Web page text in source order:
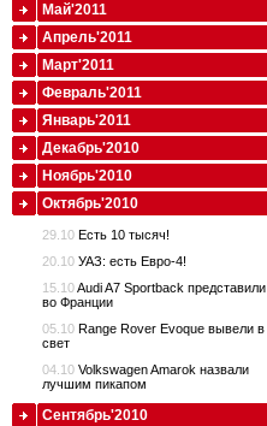
Май'2011
Апрель'2011
Март'2011
Февраль'2011
Январь'2011
Декабрь'2010
Ноябрь'2010
Октябрь'2010
29.10 Есть 10 тысяч!
20.10 УАЗ: есть Евро-4!
15.10Audi A7 Sportback представили
во Франции
05.10 Range Rover Evoque вывели в
свет
04.10 Volkswagen Amarok назвали
лучшим пикапом
Сентябрь'2010